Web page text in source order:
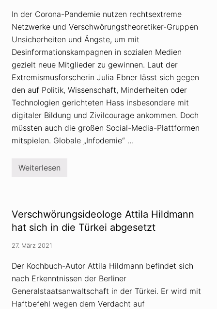
h
e
o
r
i
e
n
a
u
s
c
h
r
i
t
l
h
e
h
t
In der Corona-Pandemie nutzen rechtsextreme
Netzwerke und Verschwörungstheoretiker-Gruppen
Unsicherheiten und Ängste, um mit
Desinformationskampagnen in sozialen Medien
gezielt neue Mitglieder zu gewinnen. Laut der
Extremismusforscherin Julia Ebner lässt sich gegen
den auf Politik, Wissenschaft, Minderheiten oder
Technologien gerichteten Hass insbesondere mit
digitaler Bildung und Zivilcourage ankommen. Doch
müssten auch die großen Social-Media-Plattformen
mitspielen. Globale „Infodemie“ …
E
m
i
s
m
u
s
o
r
s
c
h
e
Weiterlesen
Verschwörungsideologe Attila Hildmann
hat sich in die Türkei abgesetzt
27. März 2021
Der Kochbuch-Autor Attila Hildmann befindet sich
nach Erkenntnissen der Berliner
Generalstaatsanwaltschaft in der Türkei. Er wird mit
Haftbefehl wegen dem Verdacht auf